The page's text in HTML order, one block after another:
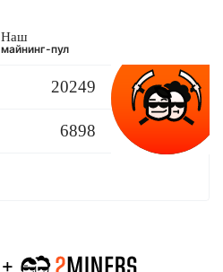
Наш
майнинг-пул
20249
6898